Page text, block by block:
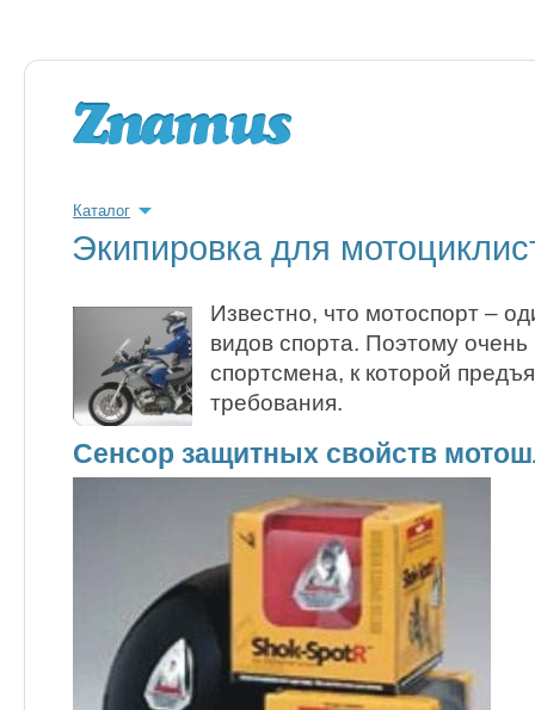
Каталог
Экипировка для
Известно, что мотоспорт –
видов спорта. Поэтому очень
спортсмена, к которой
требования.
Сенсор защитных свойств